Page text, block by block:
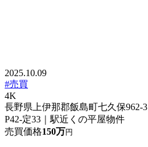
2025.10.09
#売買
4K
長野県上伊那郡飯島町七久保962-3
P42-定33｜駅近くの平屋物件
売買価格150万円